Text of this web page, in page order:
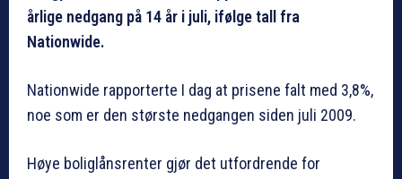
årlige nedgang på 14 år i juli, ifølge tall fra
Nationwide.
Nationwide rapporterte I dag at prisene falt med 3,8%,
noe som er den største nedgangen siden juli 2009.
Høye boliglånsrenter gjør det utfordrende for